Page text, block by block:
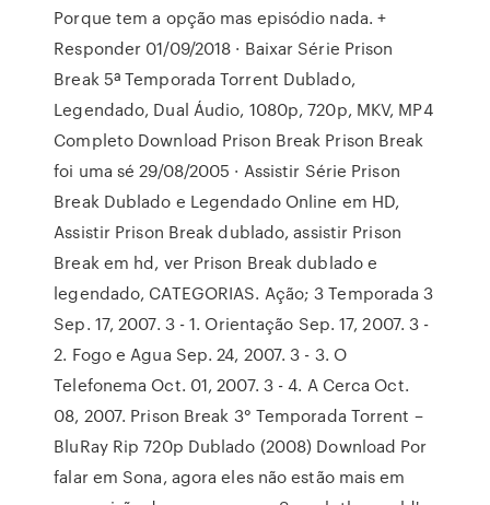
Porque tem a opção mas episódio nada. +
Responder 01/09/2018 · Baixar Série Prison
Break 5ª Temporada Torrent Dublado,
Legendado, Dual Áudio, 1080p, 720p, MKV, MP4
Completo Download Prison Break Prison Break
foi uma sé 29/08/2005 · Assistir Série Prison
Break Dublado e Legendado Online em HD,
Assistir Prison Break dublado, assistir Prison
Break em hd, ver Prison Break dublado e
legendado, CATEGORIAS. Ação; 3 Temporada 3
Sep. 17, 2007. 3 - 1. Orientação Sep. 17, 2007. 3 -
2. Fogo e Agua Sep. 24, 2007. 3 - 3. O
Telefonema Oct. 01, 2007. 3 - 4. A Cerca Oct.
08, 2007. Prison Break 3° Temporada Torrent –
BluRay Rip 720p Dublado (2008) Download Por
falar em Sona, agora eles não estão mais em